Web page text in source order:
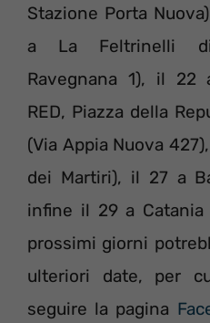
Stazione Porta
a La Feltrinelli di
Ravegnana 1), il 22
RED, Piazza della
(Via Appia Nuova
dei Martiri), il 27 a
infine il 29 a Catania
prossimi giorni
ulteriori date, per
seguire la pagina